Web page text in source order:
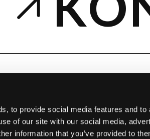
to provide social media features and to
of our site with our social media,
information that you’ve provided to
UNTERNEHMENKONTAKT